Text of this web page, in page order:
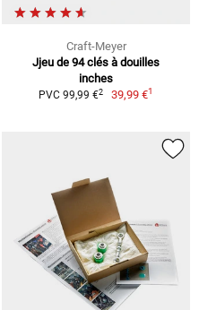
Craft-Meyer
Jjeu de 94 clés à douilles
inches
PVC 99,99 €2 39,99 €1